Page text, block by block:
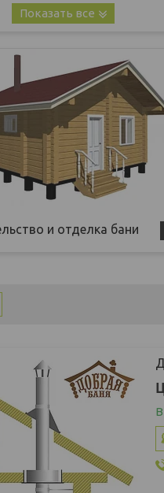
Показать все
и отделка бани